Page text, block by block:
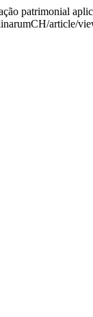
patrimonial
article/